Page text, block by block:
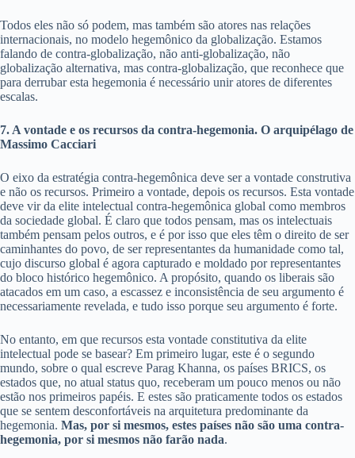
Todos eles não só podem, mas também são atores nas relações
internacionais, no modelo hegemônico da globalização. Estamos
falando de contra-globalização, não anti-globalização, não
globalização alternativa, mas contra-globalização, que reconhece que
para derrubar esta hegemonia é necessário unir atores de diferentes
escalas.
7. A vontade e os recursos da contra-hegemonia. O arquipélago de
Massimo Cacciari
O eixo da estratégia contra-hegemônica deve ser a vontade construtiva
e não os recursos. Primeiro a vontade, depois os recursos. Esta vontade
deve vir da elite intelectual contra-hegemônica global como membros
da sociedade global. É claro que todos pensam, mas os intelectuais
também pensam pelos outros, e é por isso que eles têm o direito de ser
caminhantes do povo, de ser representantes da humanidade como tal,
cujo discurso global é agora capturado e moldado por representantes
do bloco histórico hegemônico. A propósito, quando os liberais são
atacados em um caso, a escassez e inconsistência de seu argumento é
necessariamente revelada, e tudo isso porque seu argumento é forte.
No entanto, em que recursos esta vontade constitutiva da elite
intelectual pode se basear? Em primeiro lugar, este é o segundo
mundo, sobre o qual escreve Parag Khanna, os países BRICS, os
estados que, no atual status quo, receberam um pouco menos ou não
estão nos primeiros papéis. E estes são praticamente todos os estados
que se sentem desconfortáveis na arquitetura predominante da
hegemonia. Mas, por si mesmos, estes países não são uma contra-
hegemonia, por si mesmos não farão nada.